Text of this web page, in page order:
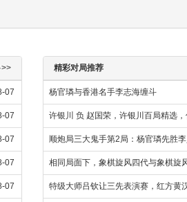
07
07
07
07
07
精彩对局推荐
杨官璘与香港名手李志海缠斗
许银川 负 赵国荣，许银川百局精选
顺炮局三大鬼手第2局：杨官璘先胜
相同局面下，象棋旋风四代与象棋旋
特级大师吕钦让三先表演赛，红方黄